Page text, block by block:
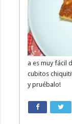
a es muy fácil
cubitos
y pruébalo!